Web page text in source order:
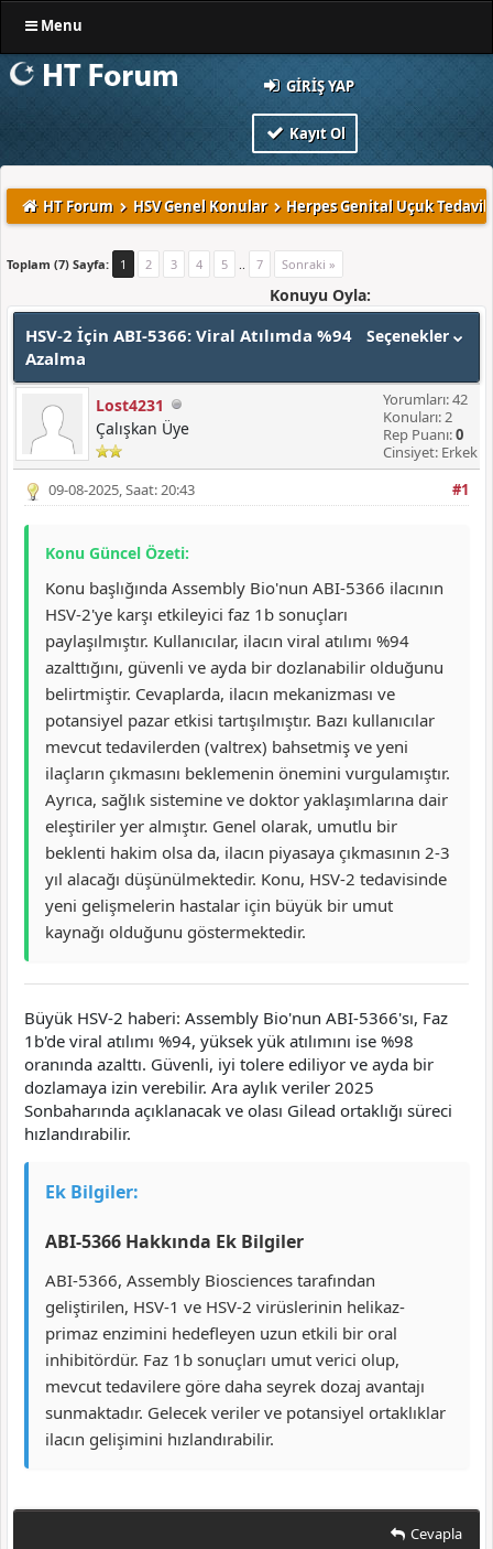
Menu
GIRIŞ YAP
Kayıt Ol
HT Forum HSV Genel Konular Herpes Genital Uçuk
Toplam (7) Sayfa: 1 2 3 4 5 .. 7 Sonraki »
Konuyu Oyla:
Seçenekler
HSV-2 İçin ABI-5366: Viral Atılımda %94
Azalma
Lost4231
Çalışkan Üye
Yorumları: 42
Konuları: 2
Rep Puanı:0
Cinsiyet: Erkek
#1
09-08-2025, Saat: 20:43
Konu Güncel Özeti:
Konu başlığında Assembly Bio'nun ABI-5366 ilacının
HSV-2'ye karşı etkileyici faz 1b sonuçları
paylaşılmıştır. Kullanıcılar, ilacın viral atılımı %94
azalttığını, güvenli ve ayda bir dozlanabilir olduğunu
belirtmiştir. Cevaplarda, ilacın mekanizması ve
potansiyel pazar etkisi tartışılmıştır. Bazı kullanıcılar
mevcut tedavilerden (valtrex) bahsetmiş ve yeni
ilaçların çıkmasını beklemenin önemini vurgulamıştır.
Ayrıca, sağlık sistemine ve doktor yaklaşımlarına dair
eleştiriler yer almıştır. Genel olarak, umutlu bir
beklenti hakim olsa da, ilacın piyasaya çıkmasının 2-3
yıl alacağı düşünülmektedir. Konu, HSV-2 tedavisinde
yeni gelişmelerin hastalar için büyük bir umut
kaynağı olduğunu göstermektedir.
Büyük HSV-2 haberi: Assembly Bio'nun ABI-5366'sı, Faz
1b'de viral atılımı %94, yüksek yük atılımını ise %98
oranında azalttı. Güvenli, iyi tolere ediliyor ve ayda bir
dozlamaya izin verebilir. Ara aylık veriler 2025
Sonbaharında açıklanacak ve olası Gilead ortaklığı süreci
hızlandırabilir.
Ek Bilgiler:
ABI-5366 Hakkında Ek Bilgiler
ABI-5366, Assembly Biosciences tarafından
geliştirilen, HSV-1 ve HSV-2 virüslerinin helikaz-
primaz enzimini hedefleyen uzun etkili bir oral
inhibitördür. Faz 1b sonuçları umut verici olup,
mevcut tedavilere göre daha seyrek dozaj avantajı
sunmaktadır. Gelecek veriler ve potansiyel ortaklıklar
ilacın gelişimini hızlandırabilir.
Cevapla